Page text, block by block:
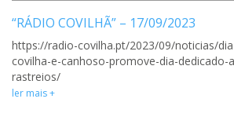
“RÁDIO COVILHÃ” – 17/09/2023
https://radio-covilha.pt/2023/09/noticias/
covilha-e-canhoso-promove-dia-dedicado-
rastreios/
ler mais +